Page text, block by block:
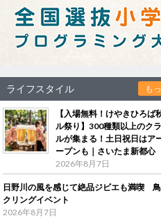
ライフスタイル も
【入場無料！けやきひろば
ル祭り】300種類以上のク
ルが集まる！土日祝日はア
ープンも｜さいたま新都心
2026年8月7日
日野川の風を感じて絶品ジビエも満喫
クリングイベント
2026年8月7日